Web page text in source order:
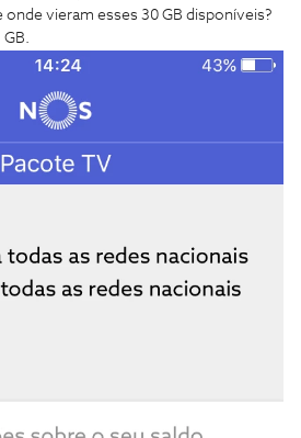
vieram esses 30 GB disponíveis?